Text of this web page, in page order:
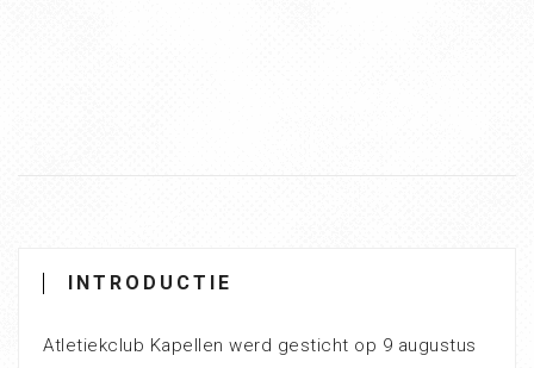
INTRODUCTIE
Atletiekclub Kapellen werd gesticht op 9 augustus